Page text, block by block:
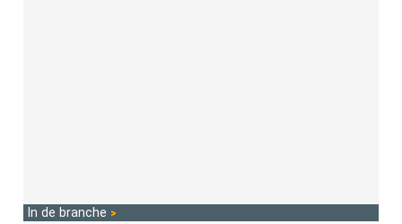
In de branche